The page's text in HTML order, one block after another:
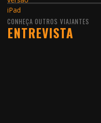
CONHEÇA OUTROS VIAJANTES
ENTREVISTA